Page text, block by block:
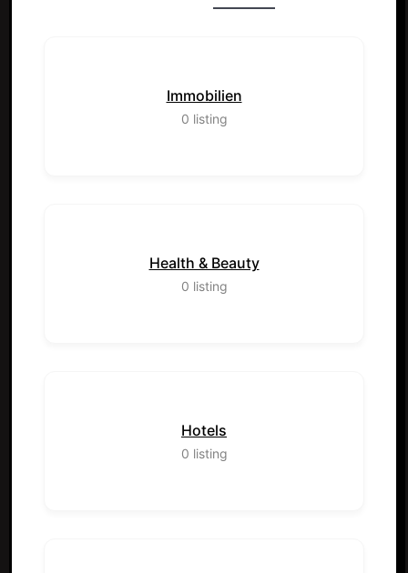
Immobilien
0 listing
Health & Beauty
0 listing
Hotels
0 listing